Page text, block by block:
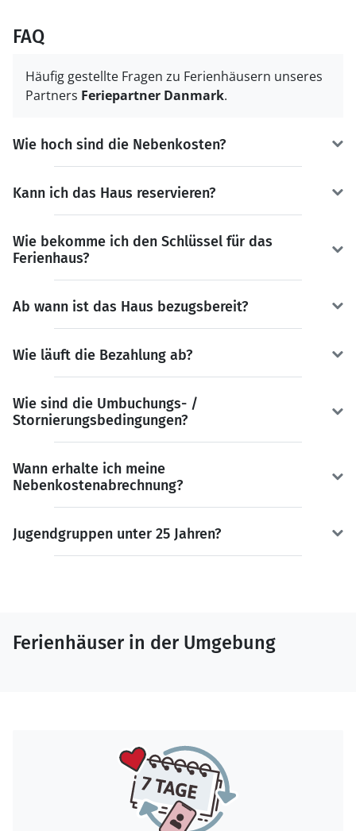
FAQ
Häufig gestellte Fragen zu Ferienhäusern unseres
Partners Feriepartner Danmark.
Wie hoch sind die Nebenkosten?
Kann ich das Haus reservieren?
Wie bekomme ich den Schlüssel für das
Ferienhaus?
Ab wann ist das Haus bezugsbereit?
Wie läuft die Bezahlung ab?
Wie sind die Umbuchungs- /
Stornierungsbedingungen?
Wann erhalte ich meine
Nebenkostenabrechnung?
Jugendgruppen unter 25 Jahren?
Ferienhäuser in der Umgebung